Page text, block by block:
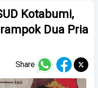
Kotabumi,
Dua Pria
Share